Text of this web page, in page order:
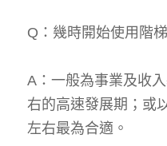
Q：幾時開始使用階
A：一般為事業及收
右的高速發展期；或
左右最為合適。